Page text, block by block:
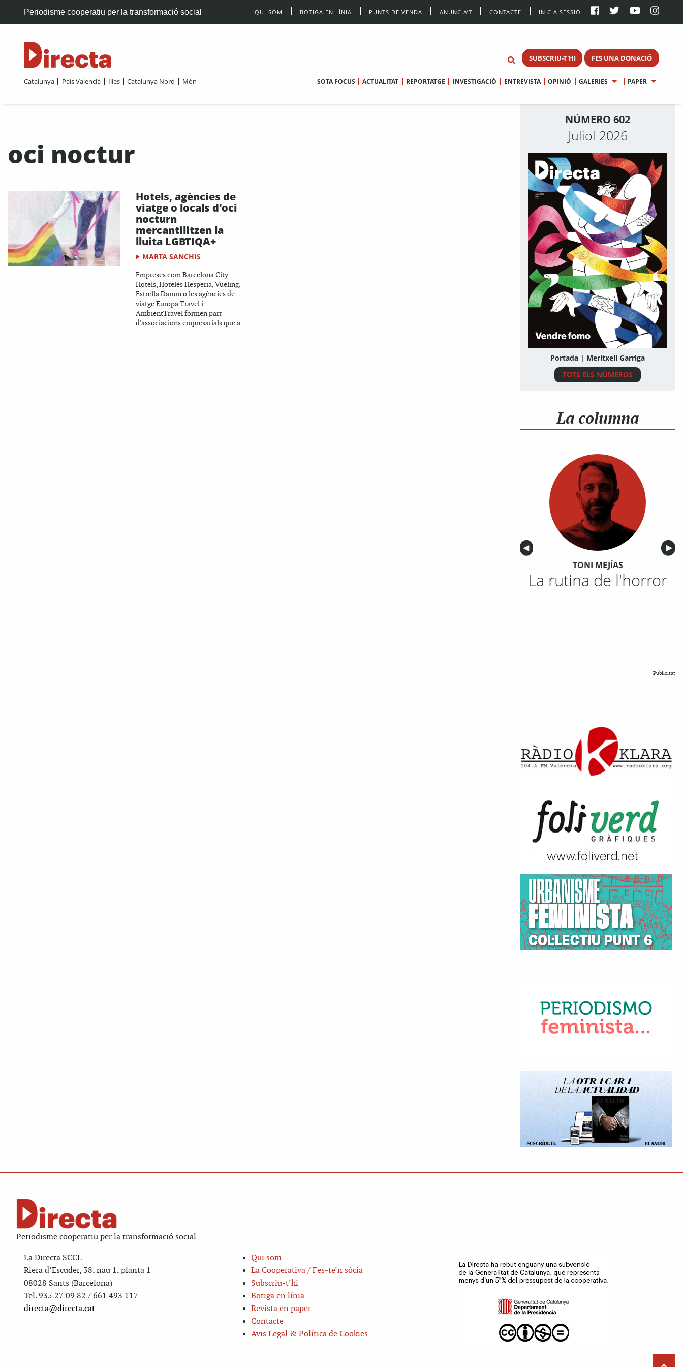
Periodisme cooperatiu per la transformació social QUI SOM BOTIGA EN LÍNIA PUNTS DE VENDA ANUNCIA’T CONTACTE INICIA SESSIÓ
SUBSCRIU-T'HI FES UNA DONACIÓ
Catalunya País Valencià Illes Catalunya Nord Món SOTA FOCUS ACTUALITAT REPORTATGE INVESTIGACIÓ ENTREVISTA OPINIÓ GALERIES PAPER
oci noctur
Hotels, agències de
viatge o locals d'oci
nocturn
mercantilitzen la
lluita LGBTIQA+
MARTA SANCHIS
Empreses com Barcelona City
Hotels, Hoteles Hesperia, Vueling,
Estrella Damm o les agències de
viatge Europa Travel i
AmbientTravel formen part
d'associacions empresarials que a...
NÚMERO 602
Juliol 2026
Portada | Meritxell Garriga
TOTS ELS NÚMEROS
La columna
Anterior
◀︎ ▶︎
TONI MEJÍAS
La rutina de l'horror
Publicitat
Periodisme cooperatiu per la transformació social
La Directa SCCL
Riera d’Escuder, 38, nau 1, planta 1
08028 Sants (Barcelona)
Tel. 935 27 09 82 / 661 493 117
directa@directa.cat
Qui som
La Cooperativa / Fes-te’n sòcia
Subscriu-t’hi
Botiga en línia
Revista en paper
Contacte
Avis Legal & Política de Cookies